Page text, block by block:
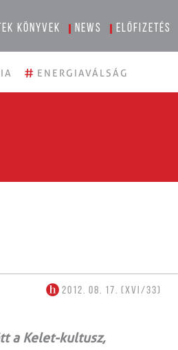
könyvek News Előfizetés
# ENERGIAVÁLSÁG
2012. 08. 17. (XVI/33)
a Kelet-kultusz,